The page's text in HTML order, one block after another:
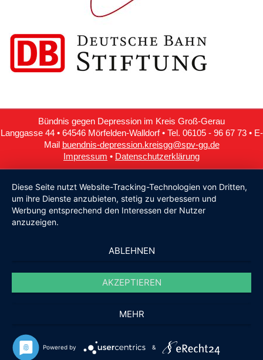
Bündnis gegen Depression im Kreis Groß-Gerau
Langgasse 44 • 64546 Mörfelden-Walldorf • Tel. 06105 - 96 67 73 • E-
Mail buendnis-depression.kreisgg@spv-gg.de
Impressum • Datenschutzerklärung
Diese Seite nutzt Website-Tracking-Technologien von Dritten,
um ihre Dienste anzubieten, stetig zu verbessern und
Werbung entsprechend den Interessen der Nutzer
anzuzeigen.
ABLEHNEN
AKZEPTIEREN
MEHR
Powered by &